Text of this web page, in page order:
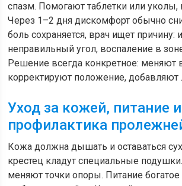
спазм. Помогают таблетки или уколы,
Через 1–2 дня дискомфорт обычно
боль сохраняется, врач ищет причину:
неправильный угол, воспаление в
Решение всегда конкретное: меняют
корректируют положение, добавляют
Уход за кожей, питание и
профилактика
Кожа должна дышать и оставаться
крестец кладут специальные
меняют точки опоры. Питание